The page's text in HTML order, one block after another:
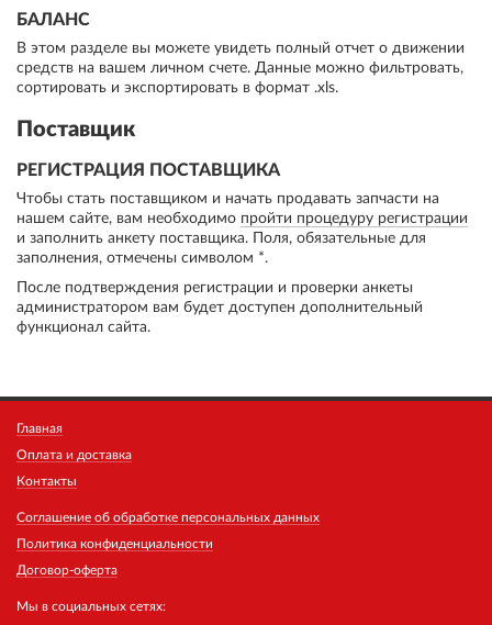
БАЛАНС
В этом разделе вы можете увидеть полный отчет о движении
средств на вашем личном счете. Данные можно фильтровать,
сортировать и экспортировать в формат .xls.
Поставщик
РЕГИСТРАЦИЯ ПОСТАВЩИКА
Чтобы стать поставщиком и начать продавать запчасти на
нашем сайте, вам необходимо пройти процедуру регистрации
и заполнить анкету поставщика. Поля, обязательные для
заполнения, отмечены символом *.
После подтверждения регистрации и проверки анкеты
администратором вам будет доступен дополнительный
функционал сайта.
Главная
Оплата и доставка
Контакты
Соглашение об обработке персональных данных
Политика конфиденциальности
Договор-оферта
Мы в социальных сетях: